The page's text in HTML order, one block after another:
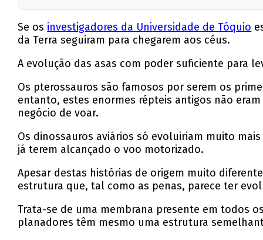
Se os investigadores da Universidade de Tóquio
da Terra seguiram para chegarem aos céus.
A evolução das asas com poder suficiente para
Os pterossauros são famosos por serem os
entanto, estes enormes répteis antigos não
negócio de voar.
Os dinossauros aviários só evoluiriam muito
já terem alcançado o voo motorizado.
Apesar destas histórias de origem muito
estrutura que, tal como as penas, parece ter
Trata-se de uma membrana presente em todos
planadores têm mesmo uma estrutura